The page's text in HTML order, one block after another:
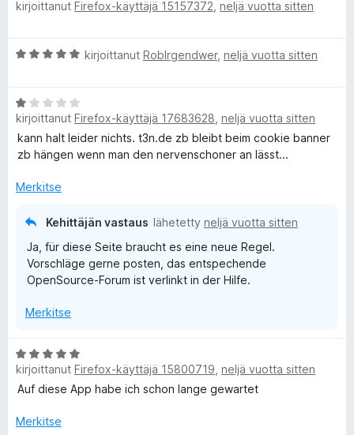
o
u
5
r
o
u
5
/
5
kirjoittanut Firefox-käyttäjä 15157372 neljä vuotta sitten
A
i
o
t
5
kirjoittanut RobIrgendwer, neljä vuotta sitten
A
r
v
i
kirjoittanut Firefox-käyttäjä 17683628 neljä vuotta sitten
kann halt leider nichts. t3n.de zb bleibt beim cookie banner
zb hängen wenn man den nervenschoner an lässt...
Merkitse
Kehittäjän vastaus lähetetty neljä vuotta sitten
Ja, für diese Seite braucht es eine neue Regel.
Vorschläge gerne posten, das entspechende
OpenSource-Forum ist verlinkt in der Hilfe.
Merkitse
A
r
v
o
kirjoittanut Firefox-käyttäjä 15800719 neljä vuotta sitten
Auf diese App habe ich schon lange gewartet
Merkitse